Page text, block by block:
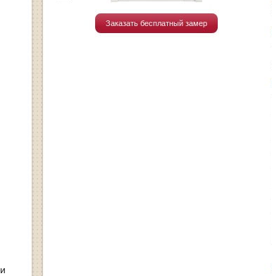
Заказать бесплатный замер